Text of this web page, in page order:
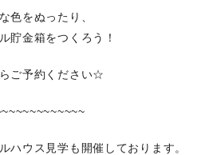
色をぬったり、
貯金箱をつくろう！
ご予約ください☆
ハウス見学も開催しております。